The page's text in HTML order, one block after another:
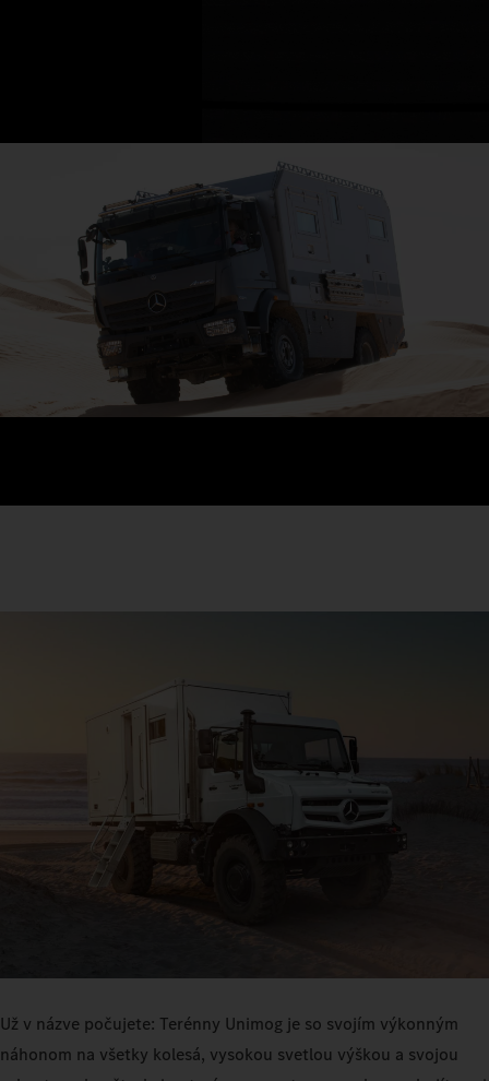
Už v názve počujete: Terénny Unimog je so svojím výkonným
náhonom na všetky kolesá, vysokou svetlou výškou a svojou